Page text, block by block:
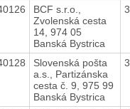
BCF s.r.o.,
Zvolenská cesta
14, 974 05
Banská Bystrica
Slovenská pošta
a.s., Partizánska
cesta č. 9, 975 99
Banská Bystrica